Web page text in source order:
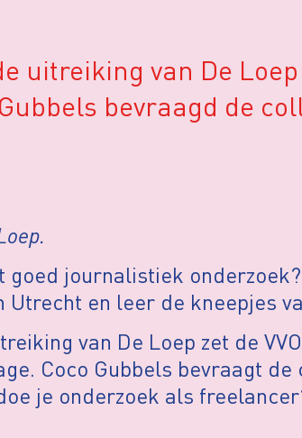
uitreiking van De
bevraagd de
goed journalistiek
Utrecht en leer de kneepjes
van De Loep zet de
Coco Gubbels bevraagt de
je onderzoek als